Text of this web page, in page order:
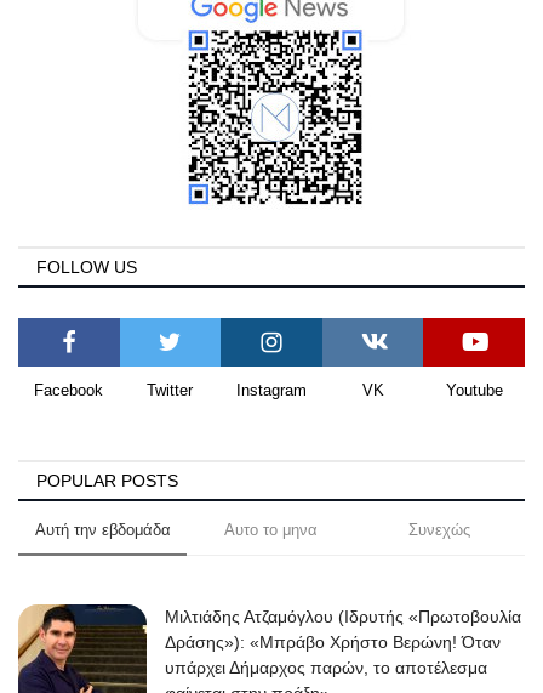
FOLLOW US
Facebook Twitter Instagram VK Youtube
POPULAR POSTS
Αυτή την εβδομάδα Αυτο το μηνα Συνεχώς
Μιλτιάδης Ατζαμόγλου (Ιδρυτής «Πρωτοβουλία
Δράσης»): «Μπράβο Χρήστο Βερώνη! Όταν
υπάρχει Δήμαρχος παρών, το αποτέλεσμα